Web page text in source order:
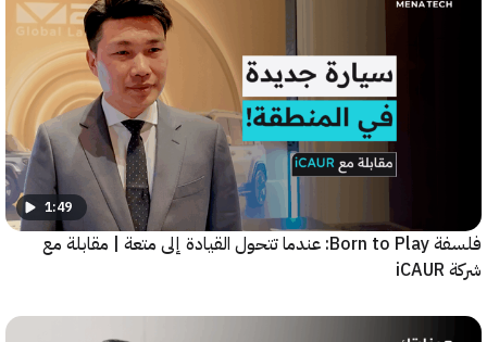
1:49
فلسفة Born to Play: عندما تتحول القيادة إلى متعة | مقابلة مع